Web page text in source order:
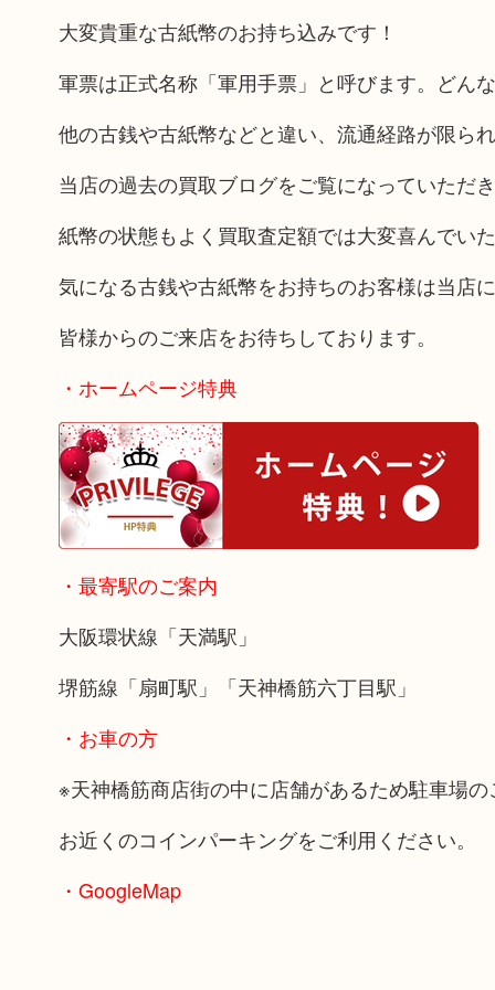
大変貴重な古紙幣のお持ち込みです！
軍票は正式名称「軍用手票」と呼びます。どん
他の古銭や古紙幣などと違い、流通経路が限ら
当店の過去の買取ブログをご覧になっていただ
紙幣の状態もよく買取査定額では大変喜んでい
気になる古銭や古紙幣をお持ちのお客様は当店
皆様からのご来店をお待ちしております。
・ホームページ特典
・最寄駅のご案内
大阪環状線「天満駅」
堺筋線「扇町駅」「天神橋筋六丁目駅」
・お車の方
※天神橋筋商店街の中に店舗があるため駐車場の
お近くのコインパーキングをご利用ください。
・GoogleMap